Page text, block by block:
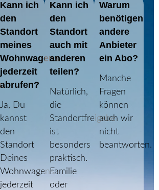
Kann ich
den
Standort
meines
Wohnwagens
jederzeit
abrufen?
Ja, Du
kannst
den
Standort
Deines
Wohnwagens
jederzeit
Kann ich
den
Standort
auch mit
anderen
teilen?
Natürlich,
die
Standortfreigabe
ist
besonders
praktisch.
Familie
oder
Warum
benötigen
andere
Anbieter
ein Abo?
Manche
Fragen
können
auch wir
nicht
beantworten.